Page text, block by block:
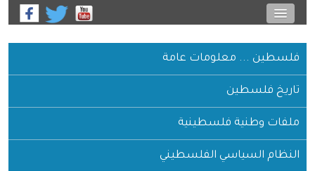
فلسطين ... معلومات عامة
تاريخ فلسطين
ملفات وطنية فلسطينية
النظام السياسي الفلسطيني